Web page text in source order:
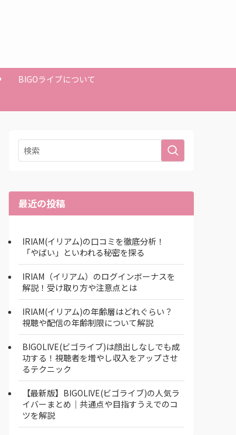
BIGOライブについて
最近の投稿
IRIAM(イリアム)の口コミを徹底分析！
「やばい」といわれる秘密を探る
IRIAM（イリアム）のログインボーナスを
解説！受け取り方や注意点とは
IRIAM(イリアム)の年齢層はどれぐらい？
視聴や配信の年齢制限について解説
BIGOLIVE(ビゴライブ)は顔出しなしでも成
功する！視聴者を増やし収入をアップさせ
るテクニック
【最新版】BIGOLIVE(ビゴライブ)の人気ラ
イバーまとめ│共通点や目指すうえでのコ
ツを解説